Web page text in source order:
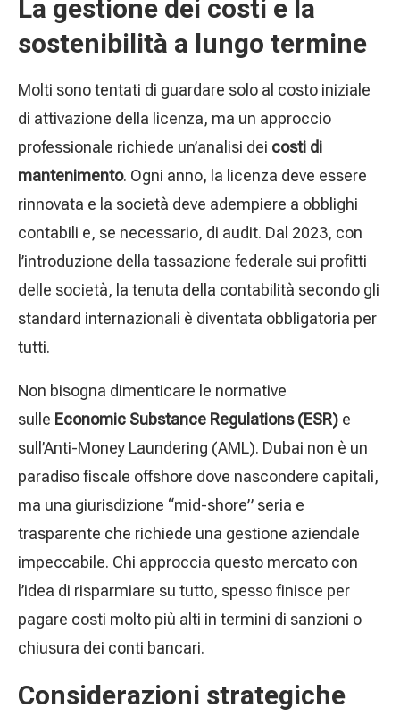
La gestione dei costi e la
sostenibilità a lungo termine
Molti sono tentati di guardare solo al costo iniziale
di attivazione della licenza, ma un approccio
professionale richiede un’analisi dei costi di
mantenimento. Ogni anno, la licenza deve essere
rinnovata e la società deve adempiere a obblighi
contabili e, se necessario, di audit. Dal 2023, con
l’introduzione della tassazione federale sui profitti
delle società, la tenuta della contabilità secondo gli
standard internazionali è diventata obbligatoria per
tutti.
Non bisogna dimenticare le normative
sulle Economic Substance Regulations (ESR) e
sull’Anti-Money Laundering (AML). Dubai non è un
paradiso fiscale offshore dove nascondere capitali,
ma una giurisdizione “mid-shore” seria e
trasparente che richiede una gestione aziendale
impeccabile. Chi approccia questo mercato con
l’idea di risparmiare su tutto, spesso finisce per
pagare costi molto più alti in termini di sanzioni o
chiusura dei conti bancari.
Considerazioni strategiche